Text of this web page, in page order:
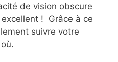
de vision obscure
excellent ! Grâce à ce
suivre votre